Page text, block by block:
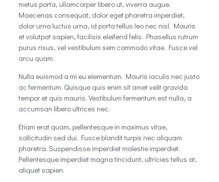
metus porta, ullamcorper libero ut, viverra augue.
Maecenas consequat, dolor eget pharetra imperdiet,
dolor urna luctus urna, id porta tellus leo nec nisl. Mauris
et volutpat sapien, facilisis eleifend felis. Phasellus rutrum
purus risus, vel vestibulum sem commodo vitae. Fusce vel
arcu quam.
Nulla euismod a mi eu elementum. Mauris iaculis nec justo
ac fermentum. Quisque quis enim sit amet velit gravida
tempor et quis mauris. Vestibulum fermentum est nulla, a
accumsan libero ultrices nec.
Etiam erat quam, pellentesque in maximus vitae,
sollicitudin sed dui. Fusce blandit turpis nec aliquam
pharetra. Suspendisse imperdiet molestie imperdiet.
Pellentesque imperdiet magna tincidunt, ultricies tellus at,
aliquet sapien.